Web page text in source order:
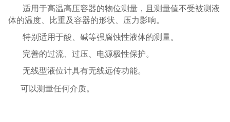
适用于高温高压容器的物位测量，且测量值不受被测液
体的温度、比重及容器的形状、压力影响。
特别适用于酸、碱等强腐蚀性液体的测量。
完善的过流、过压、电源极性保护。
无线型液位计具有无线远传功能。
可以测量任何介质。